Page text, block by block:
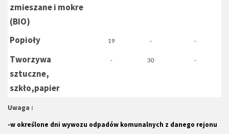
zmieszane i mokre
(BIO)
Popioły
19 - -
Tworzywa
sztuczne,
szkło,papier
- 30 -
Uwaga :
-w określone dni wywozu odpadów komunalnych z danego rejonu